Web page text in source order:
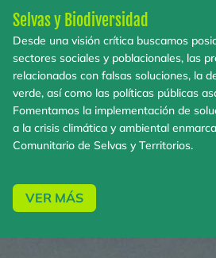
Selvas y Biodiversidad
Desde una visión crítica buscamos
sectores sociales y poblacionales, las
relacionados con falsas soluciones, la
verde, así como las políticas públicas
Fomentamos la implementación de
a la crisis climática y ambiental
Comunitario de Selvas y Territorios.
VER MÁS